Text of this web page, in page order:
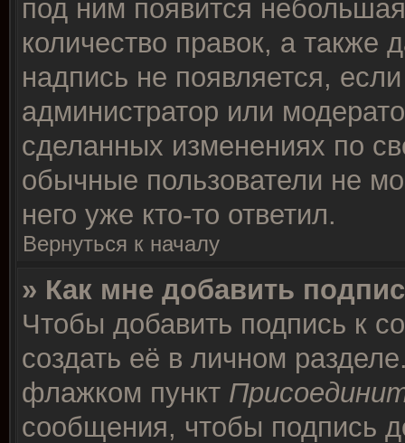
под ним появится
количество правок, а также
надпись не появляется,
администратор или
сделанных изменениях по
обычные пользователи не
него уже кто-то ответил.
Вернуться к началу
» Как мне добавить
Чтобы добавить подпись к
создать её в личном
флажком пункт
сообщения, чтобы подпись